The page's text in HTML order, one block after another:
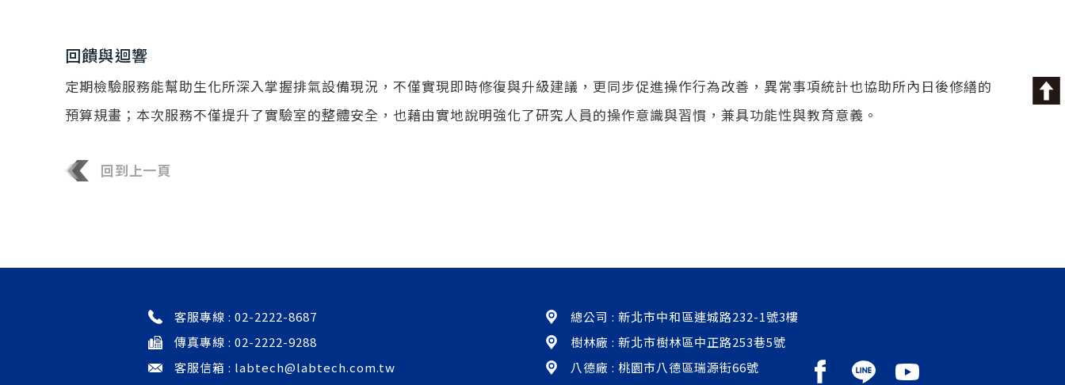
回饋與迴響
定期檢驗服務能幫助生化所深入掌握排氣設備現況，不僅實現即時修復與升級建議，更同步促進操作行為改善，異常事項統計也協助所內日後修繕的
預算規畫；本次服務不僅提升了實驗室的整體安全，也藉由實地說明強化了研究人員的操作意識與習慣，兼具功能性與教育意義。
回到上一頁
客服專線 : 02-2222-8687
傳真專線 : 02-2222-9288
客服信箱 : labtech@labtech.com.tw
總公司 : 新北市中和區連城路232-1號3樓
樹林廠 : 新北市樹林區中正路253巷5號
八德廠 : 桃園市八德區瑞源街66號